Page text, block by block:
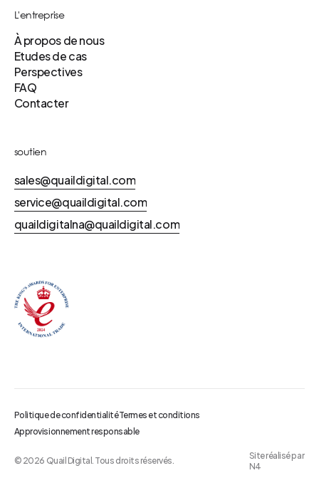
L'entreprise
À propos de nous
Etudes de cas
Perspectives
FAQ
Contacter
soutien
sales@quaildigital.com
service@quaildigital.com
quaildigitalna@quaildigital.com
© 2026 Quail Digital. Tous droits réservés.
Politique de confidentialitéTermes et conditions
Approvisionnement responsable
Site réalisé par
N4